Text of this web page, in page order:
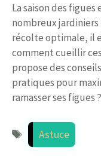
La saison des
nombreux jardiniers
récolte optimale, il
comment cueillir
propose des
pratiques pour
ramasser ses figues
Étiquettes
Astuce